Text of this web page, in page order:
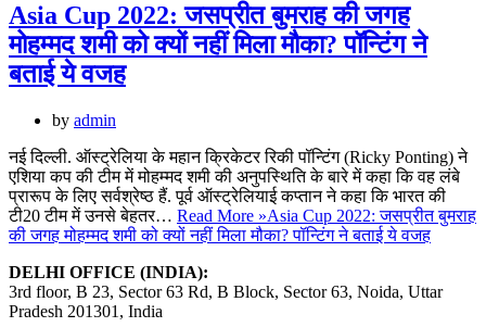
Asia Cup 2022: जसप्रीत बुमराह की जगह
मोहम्मद शमी को क्यों नहीं मिला मौका? पॉन्टिंग ने
बताई ये वजह
by admin
नई दिल्ली. ऑस्ट्रेलिया के महान क्रिकेटर रिकी पॉन्टिंग (Ricky Ponting) ने
एशिया कप की टीम में मोहम्मद शमी की अनुपस्थिति के बारे में कहा कि वह लंबे
प्रारूप के लिए सर्वश्रेष्ठ हैं. पूर्व ऑस्ट्रेलियाई कप्तान ने कहा कि भारत की
टी20 टीम में उनसे बेहतर… Read More »Asia Cup 2022: जसप्रीत बुमराह
की जगह मोहम्मद शमी को क्यों नहीं मिला मौका? पॉन्टिंग ने बताई ये वजह
DELHI OFFICE (INDIA):
3rd floor, B 23, Sector 63 Rd, B Block, Sector 63, Noida, Uttar
Pradesh 201301, India